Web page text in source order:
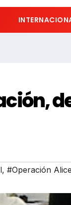
, #Operación Alice